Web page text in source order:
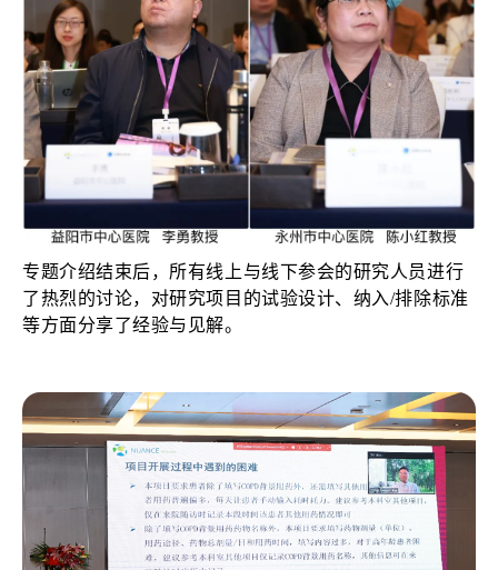
专题介绍结束后，所有线上与线下参会的研究人员进行
了热烈的讨论，对研究项目的试验设计、纳入/排除标准
等方面分享了经验与见解。